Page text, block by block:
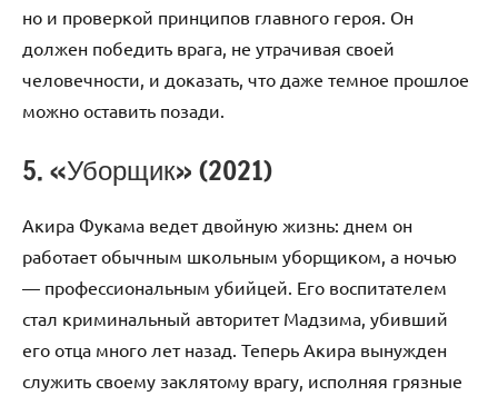
но и проверкой принципов главного героя. Он
должен победить врага, не утрачивая своей
человечности, и доказать, что даже темное прошлое
можно оставить позади.
5. «Уборщик» (2021)
Акира Фукама ведет двойную жизнь: днем он
работает обычным школьным уборщиком, а ночью
— профессиональным убийцей. Его воспитателем
стал криминальный авторитет Мадзима, убивший
его отца много лет назад. Теперь Акира вынужден
служить своему заклятому врагу, исполняя грязные